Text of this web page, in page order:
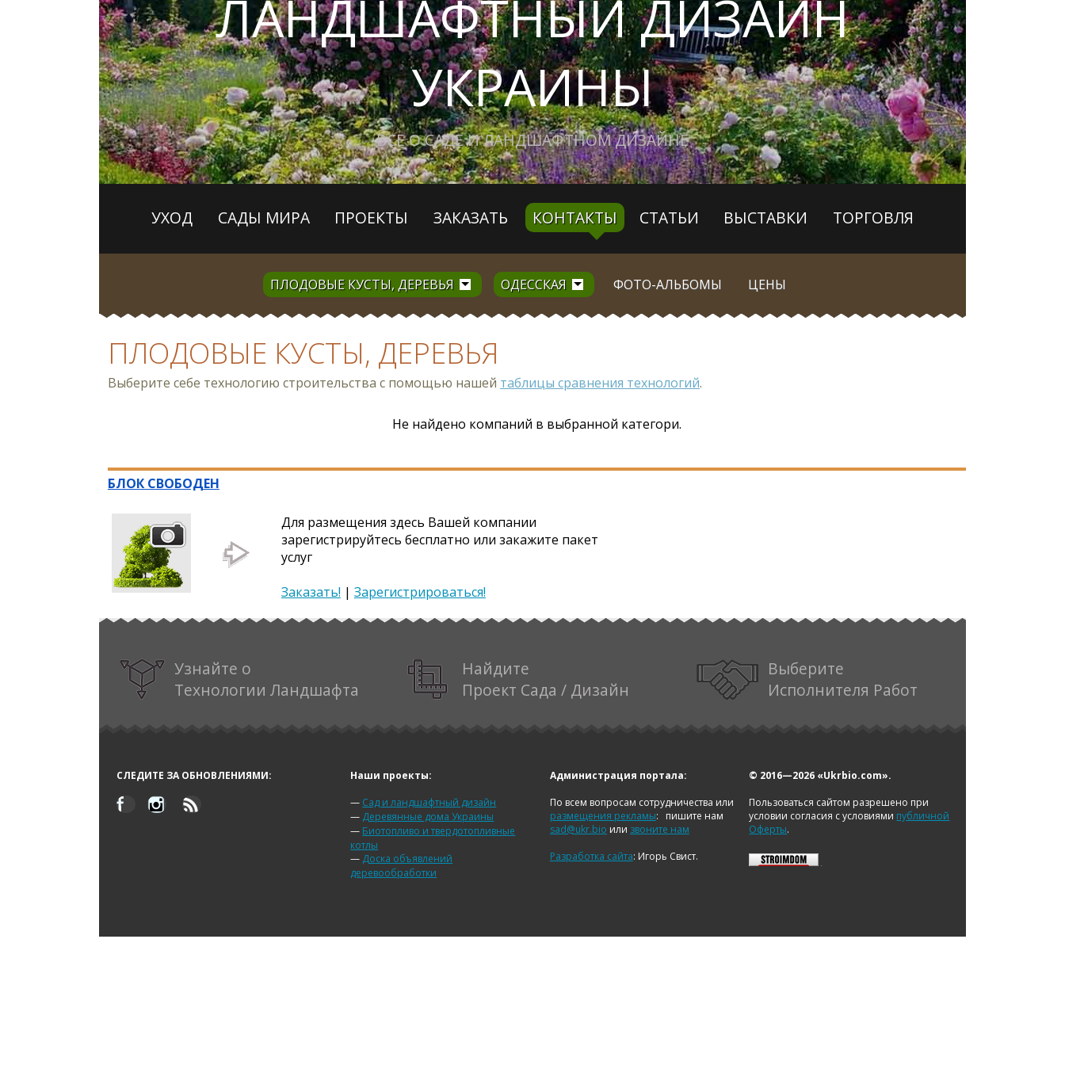
ЛАНДШАФТНЫЙ ДИЗАЙН
УКРАИНЫ
ВСЕ О САДЕ И ЛАНДШАФТНОМ ДИЗАЙНЕ
УХОД САДЫ МИРА ПРОЕКТЫ ЗАКАЗАТЬ КОНТАКТЫ СТАТЬИ ВЫСТАВКИ ТОРГОВЛЯ
ПЛОДОВЫЕ КУСТЫ, ДЕРЕВЬЯ ОДЕССКАЯ ФОТО-АЛЬБОМЫ ЦЕНЫ
ПЛОДОВЫЕ КУСТЫ, ДЕРЕВЬЯ
Выберите себе технологию строительства с помощью нашей таблицы сравнения технологий.
Не найдено компаний в выбранной категори.
БЛОК СВОБОДЕН
Для размещения здесь Вашей компании
зарегистрируйтесь бесплатно или закажите пакет
услуг
Заказать! | Зарегистрироваться!
Узнайте о
Технологии Ландшафта
Найдите
Проект Сада / Дизайн
Выберите
Исполнителя Работ
СЛЕДИТЕ ЗА ОБНОВЛЕНИЯМИ:
Наши проекты:
— Сад и ландшафтный дизайн
— Деревянные дома Украины
— Биотопливо и твердотопливные
котлы
— Доска объявлений
деревообработки
Администрация портала:
По всем вопросам сотрудничества или
размещения рекламы:
пишите нам
sad@ukr.bio или звоните нам
Разработка сайта: Игорь Свист.
© 2016—2026 «Ukrbio.com».
Пользоваться сайтом разрешено при
условии согласия с условиями публичной
Оферты.